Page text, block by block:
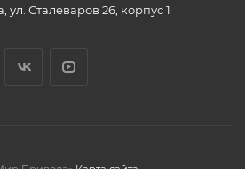
ул. Сталеваров 26, корпус 1
Привода» Карта сайта